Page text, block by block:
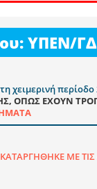
ΥΠΕΝ/
χειμερινή
ΟΠΩΣ ΕΧΟΥΝ
ΜΕ ΤΙΣ